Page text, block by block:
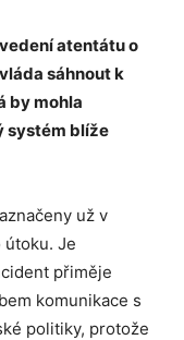
atentátu o
sáhnout k
by mohla
systém blíže
už v
Je
přiměje
komunikace s
politiky, protože